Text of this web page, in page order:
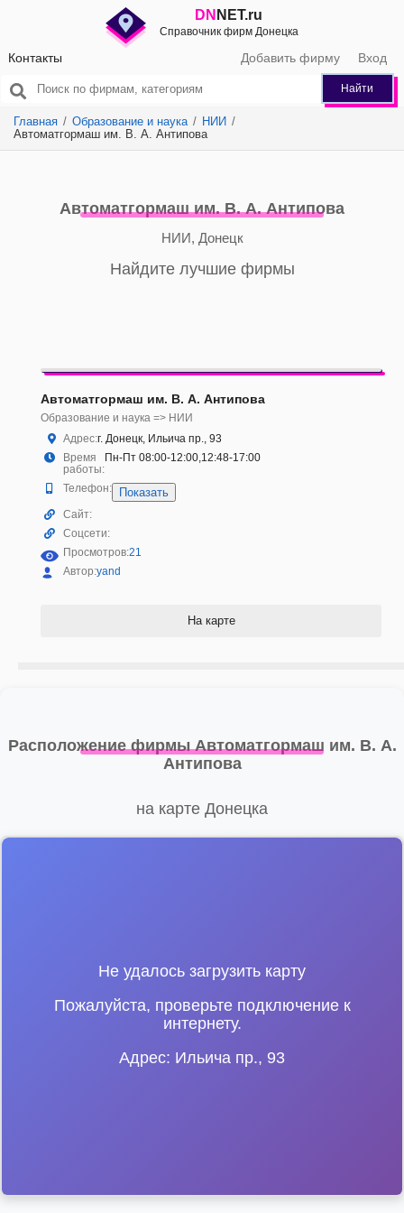
DN NET.ru
Справочник фирм Донецка
Контакты Добавить фирму Вход
Найти
Главная Образование и наука
НИИ
Автоматгормаш им. В. А. Антипова
Автоматгормаш им. В. А. Антипова
НИИ, Донецк
Найдите лучшие фирмы
Автоматгормаш им. В. А. Антипова
Образование и наука => НИИ
Адрес:г. Донецк, Ильича пр., 93
Время
работы:
Пн-Пт 08:00-12:00,12:48-17:00
Телефон: Показать
Сайт:
Соцсети:
Просмотров:21
Автор:yand
На карте
Расположение фирмы Автоматгормаш им. В. А.
Антипова
на карте Донецка
Не удалось загрузить карту
Пожалуйста, проверьте подключение к
интернету.
Адрес: Ильича пр., 93